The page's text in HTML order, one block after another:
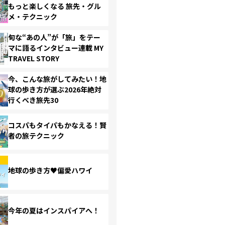
もっと楽しくなる 旅先・グル
メ・テクニック
旬な“あの人”が「旅」をテー
マに語るインタビュー連載 MY
TRAVEL STORY
今、こんな旅がしてみたい！地
球の歩き方が選ぶ2026年絶対
行くべき旅先30
コスパもタイパもかなえる！賢
者の旅テクニック
地球の歩き方♥偏愛ハワイ
今年の夏はインスパイアへ！